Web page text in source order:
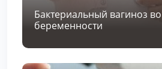
Бактериальный вагиноз
беременности